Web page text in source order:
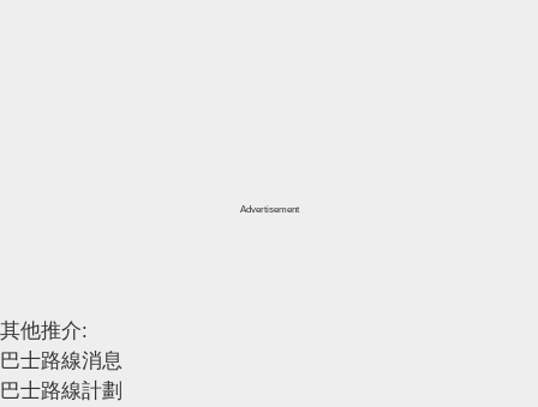
Advertisement
其他推介:
巴士路線消息
巴士路線計劃